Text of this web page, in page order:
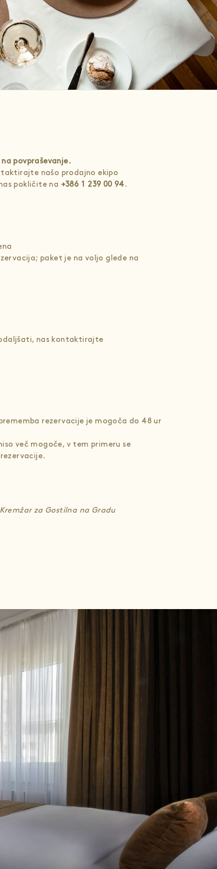
povpraševanje.
našo prodajno ekipo
pokličite na +386 1 239 00 94 .
paket je na voljo glede na
nas kontaktirajte
rezervacije je mogoča do 48 ur
več mogoče, v tem primeru se
za Gostilna na Gradu